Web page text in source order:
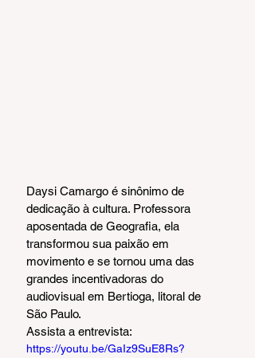
Daysi Camargo é sinônimo de
dedicação à cultura. Professora
aposentada de Geografia, ela
transformou sua paixão em
movimento e se tornou uma das
grandes incentivadoras do
audiovisual em Bertioga, litoral de
São Paulo.
Assista a entrevista:
https://youtu.be/GaIz9SuE8Rs?